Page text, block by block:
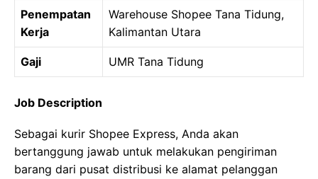
Penempatan
Kerja
Warehouse Shopee Tana Tidung,
Kalimantan Utara
Gaji UMR Tana Tidung
Job Description
Sebagai kurir Shopee Express, Anda akan
bertanggung jawab untuk melakukan pengiriman
barang dari pusat distribusi ke alamat pelanggan